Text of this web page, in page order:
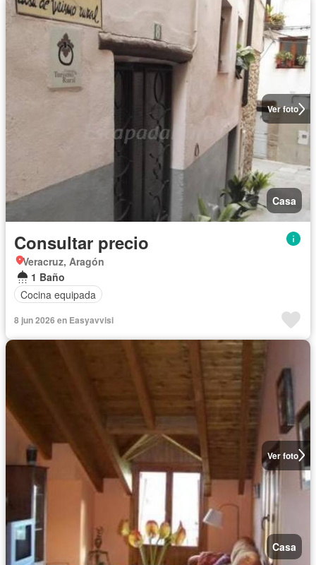
Ver foto
Casa
Consultar precio
Veracruz, Aragón
1 Baño
Cocina equipada
8 jun 2026 en Easyavvisi
Ver foto
Casa